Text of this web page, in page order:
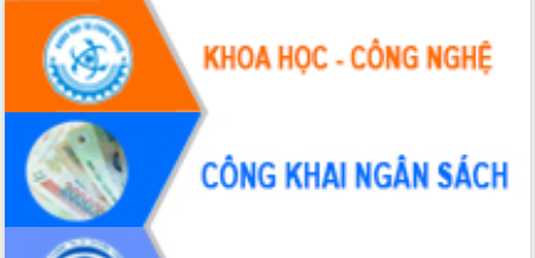
Lễ phát động chuỗi hoạt động chung
tay làm sạch môi trường
Xã Ea Kar bước chuyển mình trong
công tác cải cách hành chính mô hình
mới
UBND tỉnh họp báo định kỳ tháng 4
năm 2026
Hội thảo khoa học “Giải pháp thúc đẩy
phát triển nền kinh tế xanh tại tỉnh
Đắk Lắk”